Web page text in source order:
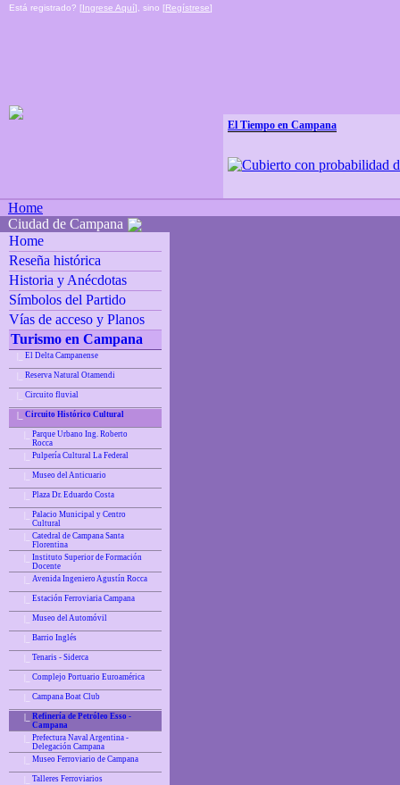
Está registrado? [Ingrese Aquí], sino [Regístrese]
El Tiempo en Campana
Home
Ciudad de Campana
Home
Reseña histórica
Historia y Anécdotas
Símbolos del Partido
Vías de acceso y Planos
Turismo en Campana
El Delta Campanense
Reserva Natural Otamendi
Circuito fluvial
Circuito Histórico Cultural
Parque Urbano Ing. Roberto
Rocca
Pulpería Cultural La Federal
Museo del Anticuario
Plaza Dr. Eduardo Costa
Palacio Municipal y Centro
Cultural
Catedral de Campana Santa
Florentina
Instituto Superior de Formación
Docente
Avenida Ingeniero Agustín Rocca
Estación Ferroviaria Campana
Museo del Automóvil
Barrio Inglés
Tenaris - Siderca
Complejo Portuario Euroamérica
Campana Boat Club
Refinería de Petróleo Esso -
Campana
Prefectura Naval Argentina -
Delegación Campana
Museo Ferroviario de Campana
Talleres Ferroviarios